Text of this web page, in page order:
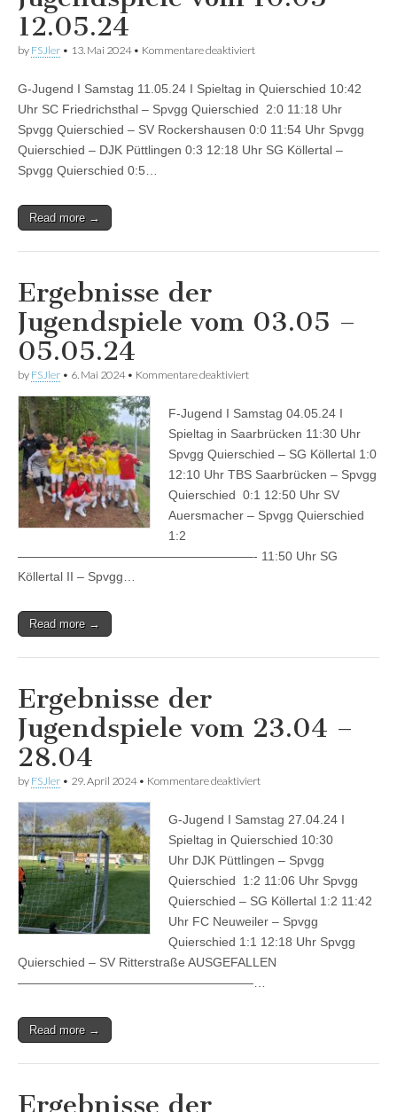
12.05.24
by FSJler • 13. Mai 2024• Kommentare deaktiviertfür
Jugendspiele
vom
–
12.05.24
G-Jugend I Samstag 11.05.24 I Spieltag in Quierschied 10:42
Uhr SC Friedrichsthal – Spvgg Quierschied 2:0 11:18 Uhr
Spvgg Quierschied – SV Rockershausen 0:0 11:54 Uhr Spvgg
Quierschied – DJK Püttlingen 0:3 12:18 Uhr SG Köllertal –
Spvgg Quierschied 0:5…
Read more →
Ergebnisse der
Jugendspiele vom 03.05 –
05.05.24
by FSJler • 6. Mai 2024• Kommentare deaktiviertfür
Jugendspiele
vom
–
05.05.24
F-Jugend I Samstag 04.05.24 I
Spieltag in Saarbrücken 11:30 Uhr
Spvgg Quierschied – SG Köllertal 1:0
12:10 Uhr TBS Saarbrücken – Spvgg
Quierschied 0:1 12:50 Uhr SV
Auersmacher – Spvgg Quierschied
1:2
———————————————————- 11:50 Uhr SG
Köllertal II – Spvgg…
Read more →
Ergebnisse der
Jugendspiele vom 23.04 –
28.04
by FSJler • 29. April 2024• Kommentare deaktiviertfür
Jugendspiele
vom
–
28.04
G-Jugend I Samstag 27.04.24 I
Spieltag in Quierschied 10:30
Uhr DJK Püttlingen – Spvgg
Quierschied 1:2 11:06 Uhr Spvgg
Quierschied – SG Köllertal 1:2 11:42
Uhr FC Neuweiler – Spvgg
Quierschied 1:1 12:18 Uhr Spvgg
Quierschied – SV Ritterstraße AUSGEFALLEN
———————————————————…
Read more →
Ergebnisse der